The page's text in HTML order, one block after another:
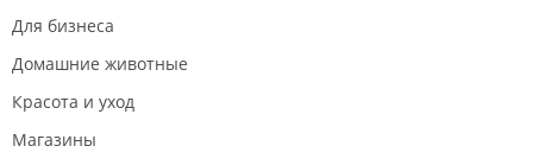
Для бизнеса
Домашние животные
Красота и уход
Магазины